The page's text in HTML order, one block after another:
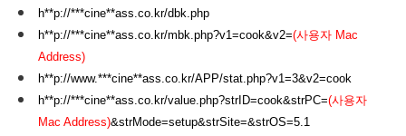
h**p://***cine**ass.co.kr/dbk.php
h**p://***cine**ass.co.kr/mbk.php?v1=cook&v2=(사용자 Mac
Address)
h**p://www.***cine**ass.co.kr/APP/stat.php?v1=3&v2=cook
h**p://***cine**ass.co.kr/value.php?strID=cook&strPC=(사용자
Mac Address)&strMode=setup&strSite=&strOS=5.1